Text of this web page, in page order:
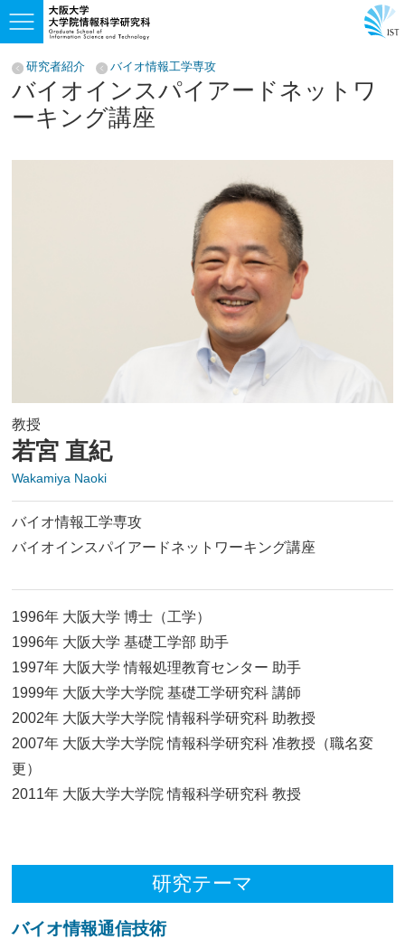
研究者紹介 バイオ情報工学専攻
バイオインスパイアードネットワ
ーキング講座
教授
若宮 直紀
Wakamiya Naoki
バイオ情報工学専攻
バイオインスパイアードネットワーキング講座
1996年 大阪大学 博士（工学）
1996年 大阪大学 基礎工学部 助手
1997年 大阪大学 情報処理教育センター 助手
1999年 大阪大学大学院 基礎工学研究科 講師
2002年 大阪大学大学院 情報科学研究科 助教授
2007年 大阪大学大学院 情報科学研究科 准教授（職名変
更）
2011年 大阪大学大学院 情報科学研究科 教授
研究テーマ
バイオ情報通信技術